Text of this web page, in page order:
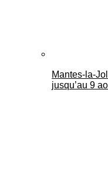
Mantes-la-
jusqu’au 9